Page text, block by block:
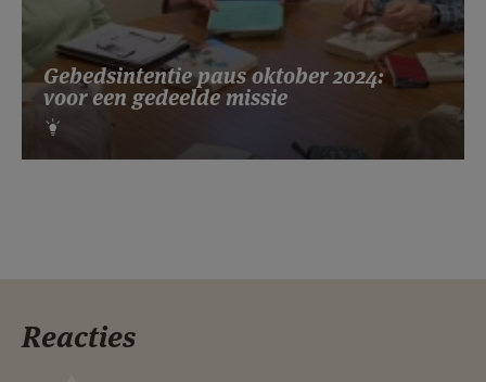
Gebedsintentie paus oktober 2024:
voor een gedeelde missie
Reacties